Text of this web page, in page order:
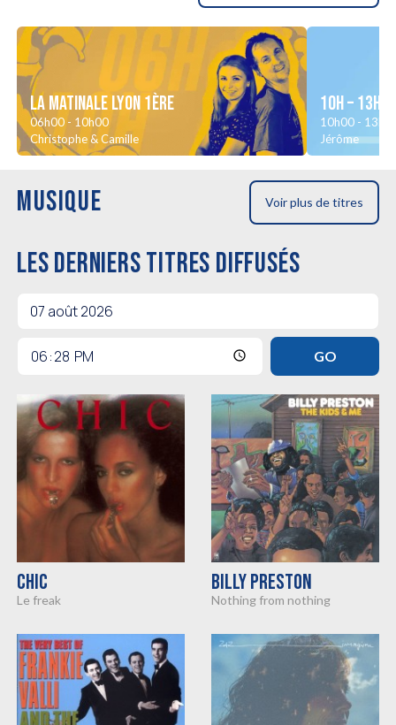
La Matinale LYON 1ère
06h00 - 10h00
Christophe & Camille
10H – 13H
10h00 -
Jérôme
MUSIQUE Voir plus de titres
LES DERNIERS TITRES DIFFUSÉS
CHIC
le freak
BILLY PRESTON
nothing from nothing